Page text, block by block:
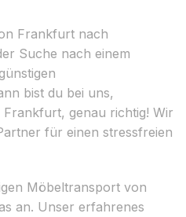
Frankfurt nach
Suche nach einem
bist du bei uns,
genau richtig! Wir
für einen stressfreien
Möbeltransport von
an. Unser erfahrenes